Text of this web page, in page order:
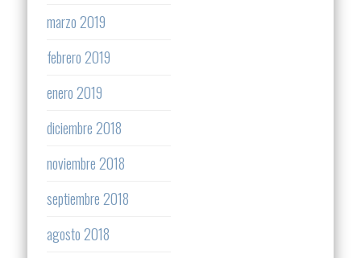
marzo 2019
febrero 2019
enero 2019
diciembre 2018
noviembre 2018
septiembre 2018
agosto 2018